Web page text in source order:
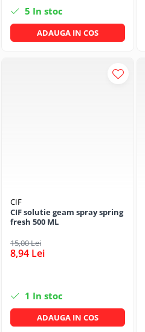
5 In stoc
ADAUGA IN COS
CIF
CIF solutie geam spray spring
fresh 500 ML
15,00 Lei
8,94 Lei
1 In stoc
ADAUGA IN COS